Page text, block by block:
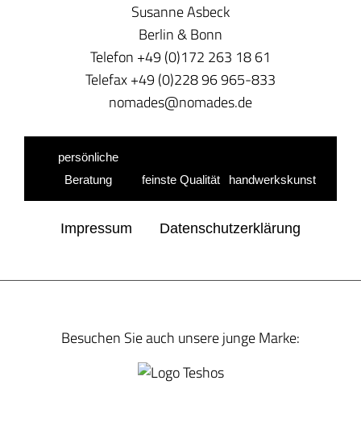
Susanne Asbeck
Berlin & Bonn
Telefon +49 (0)172 263 18 61
Telefax +49 (0)228 96 965-833
nomades@nomades.de
persönliche
Beratung
feinste Qualität handwerkskunst
Impressum Datenschutzerklärung
Besuchen Sie auch unsere junge Marke: